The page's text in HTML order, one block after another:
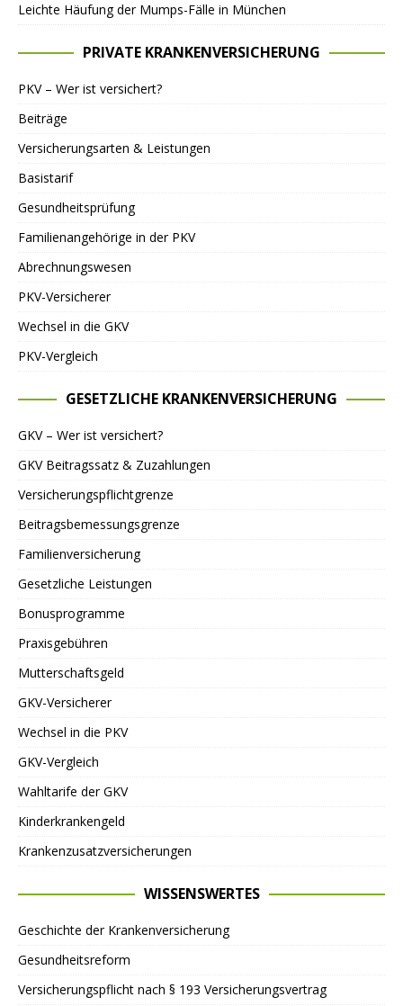
Leichte Häufung der Mumps-Fälle in München
PRIVATE KRANKENVERSICHERUNG
PKV – Wer ist versichert?
Beiträge
Versicherungsarten & Leistungen
Basistarif
Gesundheitsprüfung
Familienangehörige in der PKV
Abrechnungswesen
PKV-Versicherer
Wechsel in die GKV
PKV-Vergleich
GESETZLICHE KRANKENVERSICHERUNG
GKV – Wer ist versichert?
GKV Beitragssatz & Zuzahlungen
Versicherungspflichtgrenze
Beitragsbemessungsgrenze
Familienversicherung
Gesetzliche Leistungen
Bonusprogramme
Praxisgebühren
Mutterschaftsgeld
GKV-Versicherer
Wechsel in die PKV
GKV-Vergleich
Wahltarife der GKV
Kinderkrankengeld
Krankenzusatzversicherungen
WISSENSWERTES
Geschichte der Krankenversicherung
Gesundheitsreform
Versicherungspflicht nach § 193 Versicherungsvertrag